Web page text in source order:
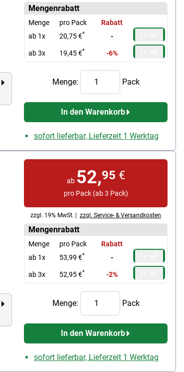
Mengenrabatt
Menge pro Pack
Rabatt
ab 1x
20,75 €* -
ab 3x 19,45 €* -6%
Menge: Pack
In den Warenkorb
sofort lieferbar, Lieferzeit 1 Werktag
ab 52,95 €
pro Pack (ab 3 Pack)
zzgl. 19% MwSt. | zzgl. Service- & Versandkosten
Mengenrabatt
Menge pro Pack
Rabatt
ab 1x
53,99 €* -
ab 3x 52,95 €* -2%
Menge: Pack
In den Warenkorb
sofort lieferbar, Lieferzeit 1 Werktag